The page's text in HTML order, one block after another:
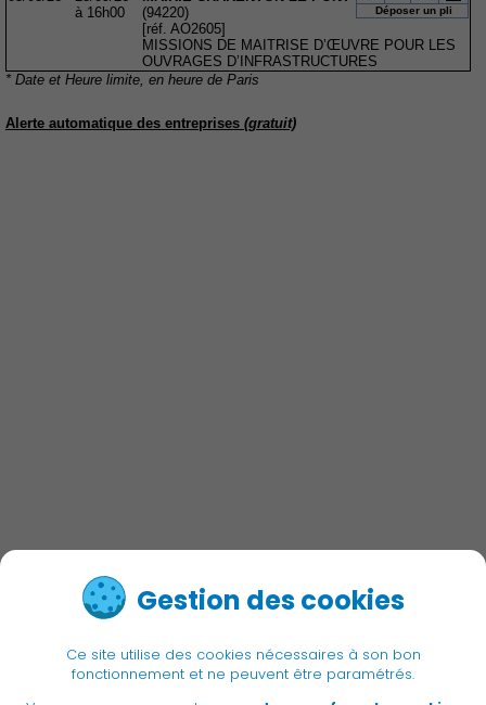
Gestion des cookies
Ce site utilise des cookies nécessaires à son bon
fonctionnement et ne peuvent être paramétrés.
Environnement cadre de
Publication des actes